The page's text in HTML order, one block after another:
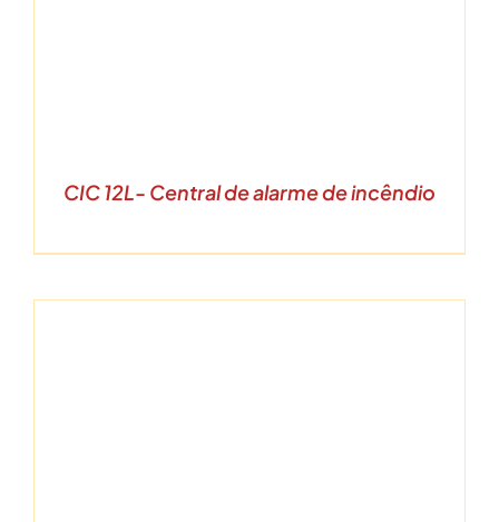
CIC 12L- Central de alarme de incêndio